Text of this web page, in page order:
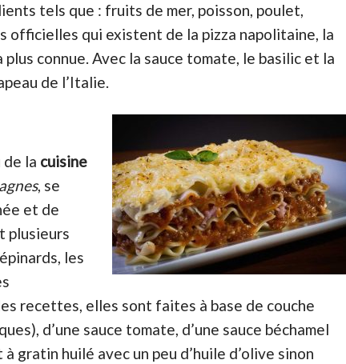
tels que : fruits de mer, poisson, poulet,
officielles qui existent de la pizza napolitaine, la
connue. Avec la sauce tomate, le basilic et la
de l’Italie.
de la cuisine
, se
et de
plusieurs
les
recettes, elles sont faites à base de couche
d’une sauce tomate, d’une sauce béchamel
gratin huilé avec un peu d’huile d’olive sinon